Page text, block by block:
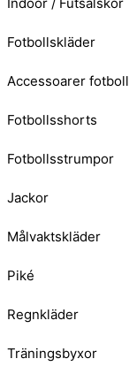
Fotbollskläder
Accessoarer fotboll
Fotbollsshorts
Fotbollsstrumpor
Jackor
Målvaktskläder
Piké
Regnkläder
Träningsbyxor